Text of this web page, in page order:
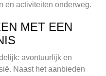
en activiteiten onderweg.
MET EEN
avontuurlijk en
Naast het aanbieden